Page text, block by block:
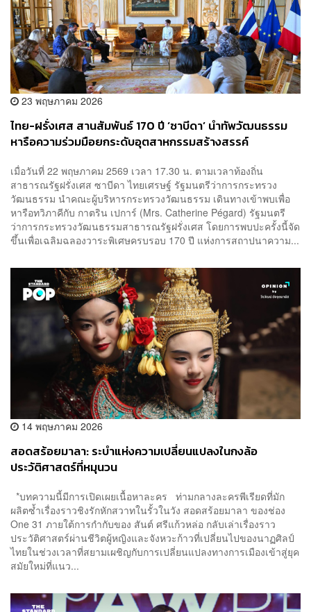
23 พฤษภาคม 2026
ไทย-ฝรั่งเศส สานสัมพันธ์ 170 ปี ‘ซาบีดา’ นำทัพวัฒนธรรม
หารือความร่วมมือยกระดับอุตสาหกรรมสร้างสรรค์
เมื่อวันที่ 22 พฤษภาคม 2569 เวลา 17.30 น. ตามเวลาท้องถิ่น
สาธารณรัฐฝรั่งเศส ซาบีดา ไทยเศรษฐ์ รัฐมนตรีว่าการกระทรวง
วัฒนธรรม นำคณะผู้บริหารกระทรวงวัฒนธรรม เดินทางเข้าพบเพื่อ
หารือทวิภาคีกับ กาตริน เปการ์ (Mrs. Catherine Pégard) รัฐมนตรี
ว่าการกระทรวงวัฒนธรรมสาธารณรัฐฝรั่งเศส โดยการพบปะครั้งนี้จัด
ขึ้นเพื่อเฉลิมฉลองวาระพิเศษครบรอบ 170 ปี แห่งการสถาปนาความ...
14 พฤษภาคม 2026
สอดสร้อยมาลา: ระบำแห่งความเปลี่ยนแปลงในกงล้อ
ประวัติศาสตร์ที่หมุนวน
*บทความนี้มีการเปิดเผยเนื้อหาละคร ท่ามกลางละครพีเรียดที่มัก
ผลิตซ้ำเรื่องราวชิงรักหักสวาทในรั้วในวัง สอดสร้อยมาลา ของช่อง
One 31 ภายใต้การกำกับของ สันต์ ศรีแก้วหล่อ กลับเล่าเรื่องราว
ประวัติศาสตร์ผ่านชีวิตผู้หญิงและจังหวะก้าวที่เปลี่ยนไปของนาฏศิลป์
ไทยในช่วงเวลาที่สยามเผชิญกับการเปลี่ยนแปลงทางการเมืองเข้าสู่ยุค
สมัยใหม่ที่แนว...